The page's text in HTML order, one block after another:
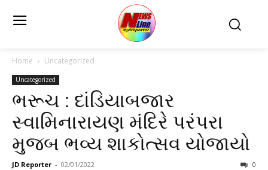
Home Uncategorized
Uncategorized
ભરૂચ : દાંડિયાબજાર
સ્વામિનારાયણ મંદિરે પરંપરા
મુજબ ભવ્ય શાકોત્સવ યોજાયો
JD Reporter - 02/01/2022 0